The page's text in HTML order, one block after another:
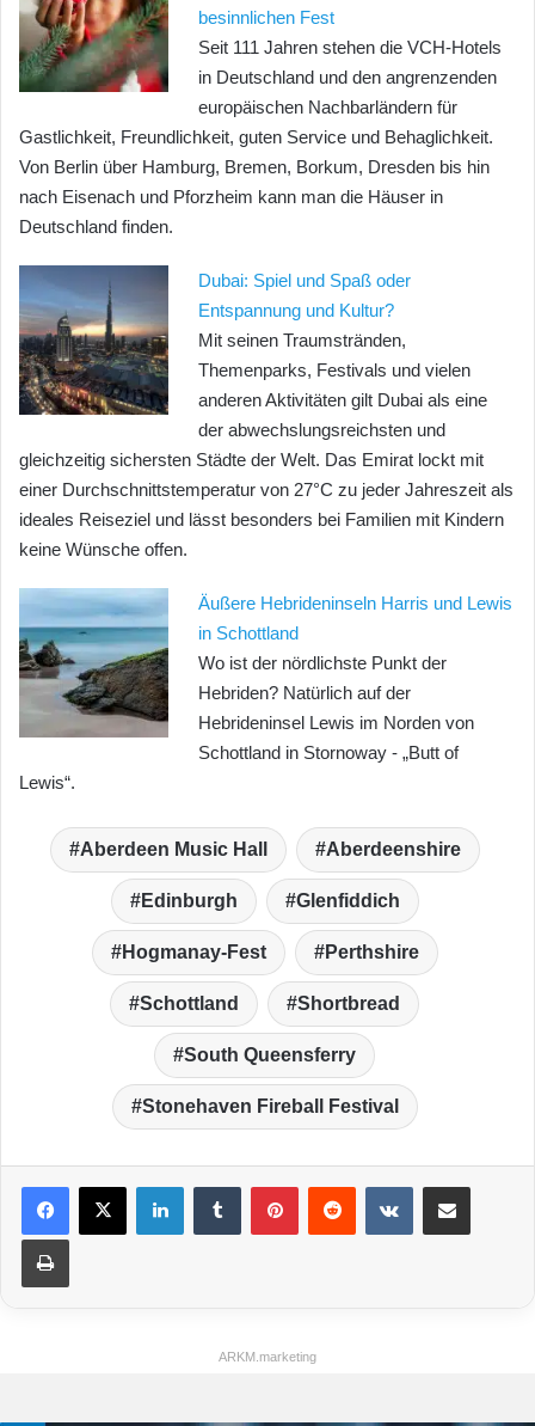
besinnlichen Fest
Seit 111 Jahren stehen die VCH-Hotels
in Deutschland und den angrenzenden
europäischen Nachbarländern für
Gastlichkeit, Freundlichkeit, guten Service und Behaglichkeit.
Von Berlin über Hamburg, Bremen, Borkum, Dresden bis hin
nach Eisenach und Pforzheim kann man die Häuser in
Deutschland finden.
Dubai: Spiel und Spaß oder
Entspannung und Kultur?
Mit seinen Traumstränden,
Themenparks, Festivals und vielen
anderen Aktivitäten gilt Dubai als eine
der abwechslungsreichsten und
gleichzeitig sichersten Städte der Welt. Das Emirat lockt mit
einer Durchschnittstemperatur von 27°C zu jeder Jahreszeit als
ideales Reiseziel und lässt besonders bei Familien mit Kindern
keine Wünsche offen.
Äußere Hebrideninseln Harris und Lewis
in Schottland
Wo ist der nördlichste Punkt der
Hebriden? Natürlich auf der
Hebrideninsel Lewis im Norden von
Schottland in Stornoway - „Butt of
Lewis“.
Aberdeen Music Hall Aberdeenshire
Edinburgh Glenfiddich
Hogmanay-Fest Perthshire
Schottland Shortbread
South Queensferry
Stonehaven Fireball Festival
ARKM.marketing